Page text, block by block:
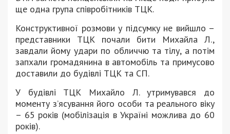
ще одна група співробітників ТЦК.
Конструктивної розмови у підсумку не вийшло –
представники ТЦК почали бити Михайла Л.,
завдали йому удари по обличчю та тілу, а потім
запхали громадянина в автомобіль та примусово
доставили до будівлі ТЦК та СП.
У будівлі ТЦК Михайло Л. утримувався до
моменту з’ясування його особи та реального віку
– 65 років (мобілізація в Україні можлива до 60
років).